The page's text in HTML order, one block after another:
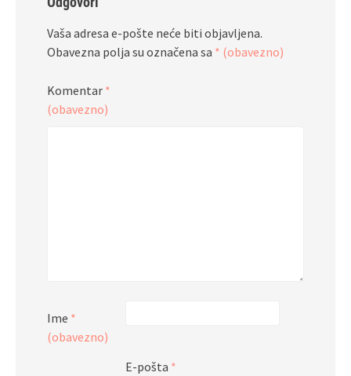
Vaša adresa e-pošte neće biti objavljena.
Obavezna polja su označena sa * (obavezno)
Komentar *
(obavezno)
Ime *
(obavezno)
E-pošta *